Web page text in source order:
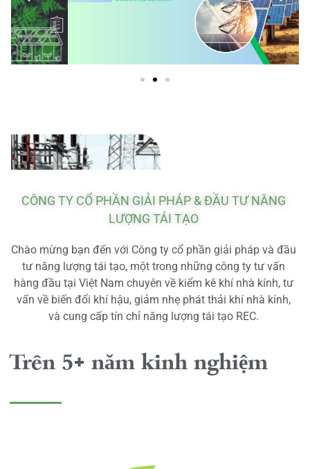
CÔNG TY CỔ PHẦN GIẢI PHÁP & ĐẦU TƯ NĂNG
LƯỢNG TÁI TẠO
Chào mừng bạn đến với Công ty cổ phần giải pháp và đầu
tư năng lượng tái tạo, một trong những công ty tư vấn
hàng đầu tại Việt Nam chuyên về kiểm kê khí nhà kính, tư
vấn về biến đổi khí hậu, giảm nhẹ phát thải khí nhà kính,
và cung cấp tín chỉ năng lượng tái tạo REC.
Trên 5+ năm kinh nghiệm